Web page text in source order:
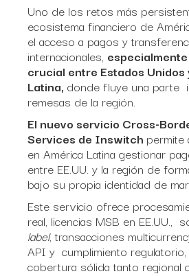
Uno de los retos más
ecosistema financiero de
el acceso a pagos y
internacionales,
crucial entre Estados Unidos
Latina, donde fluye una parte
remesas de la región.
El nuevo servicio Cross-
Services de Inswitch permite
en América Latina gestionar
entre EE.UU. y la región de
bajo su propia identidad de
Este servicio ofrece
real, licencias MSB en EE.UU.,
label, transacciones
API y cumplimiento
cobertura sólida tanto regional